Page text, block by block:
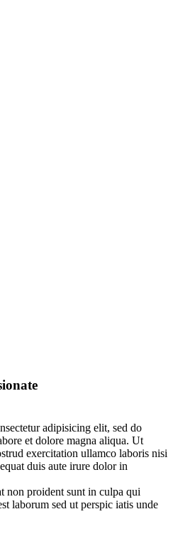
adipisicing elit, sed do
et dolore magna aliqua. Ut
exercitation ullamco laboris nisi
duis aute irure dolor in
non proident sunt in culpa qui
laborum sed ut perspic iatis unde